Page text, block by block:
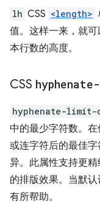
lh CSS <length>
值。这样一来，就可
本行数的高度。
CSS
hyphenate-limit-
中的最少字符数。
或连字符后的最佳
异。此属性支持更
的排版效果。当默
有所帮助。